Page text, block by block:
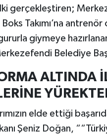
gerçekleştiren;
Takımı’na
giymeye
Belediye
ALTINDA
elde ettiği
Şeniz Doğan,